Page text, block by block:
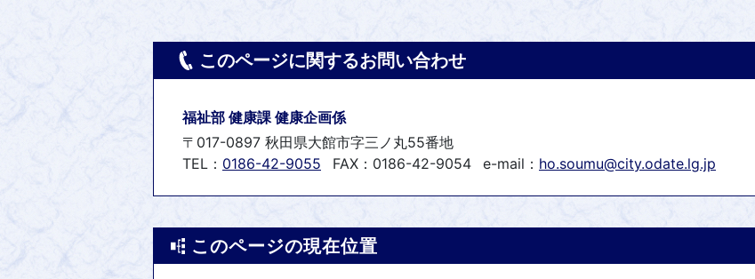
このページに関するお問い合わせ
福祉部 健康課 健康企画係
〒017-0897 秋田県大館市字三ノ丸55番地
TEL： 0186-42-9055 FAX：0186-42-9054 e-mail： ho.soumu@city.odate.lg.jp
このページの現在位置